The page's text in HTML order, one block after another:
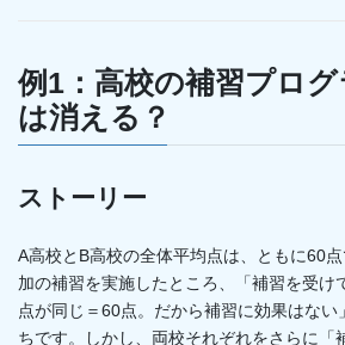
例1：高校の補習プロ
は消える？
ストーリー
A高校とB高校の全体平均点は、ともに60
加の補習を実施したところ、「補習を受け
点が同じ＝60点。だから補習に効果はない
ちです。しかし、両校それぞれをさらに「